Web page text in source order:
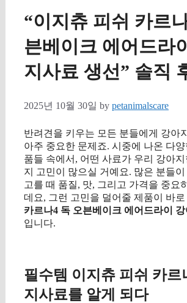
“이지츄 피쉬 카르
븐베이크 에어드라
지사료 생선” 솔직
2025년 10월 30일 by petanimalscare
반려견을 키우는 모든 분들에게 강아
아주 중요한 문제죠. 시중에 나온 다양
품들 속에서, 어떤 사료가 우리 강아
지 고민이 많으실 거예요. 많은 분들
고를 때 품질, 맛, 그리고 가격을 중요
데요, 그런 고민을 덜어줄 제품이 바로
카르나4 독 오븐베이크 에어드라이
입니다.
필수템 이지츄 피쉬 카르
지사료를 알게 되다